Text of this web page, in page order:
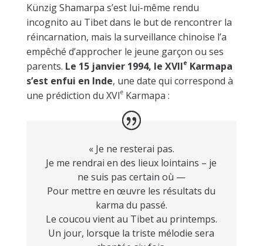
Künzig Shamarpa s’est lui-même rendu
incognito au Tibet dans le but de rencontrer la
réincarnation, mais la surveillance chinoise l’a
empêché d’approcher le jeune garçon ou ses
parents. Le 15 janvier 1994, le XVIIe Karmapa
s’est enfui en Inde, une date qui correspond à
une prédiction du XVIeKarmapa :
« Je ne resterai pas.
Je me rendrai en des lieux lointains – je
ne suis pas certain où —
Pour mettre en œuvre les résultats du
karma du passé.
Le coucou vient au Tibet au printemps.
Un jour, lorsque la triste mélodie sera